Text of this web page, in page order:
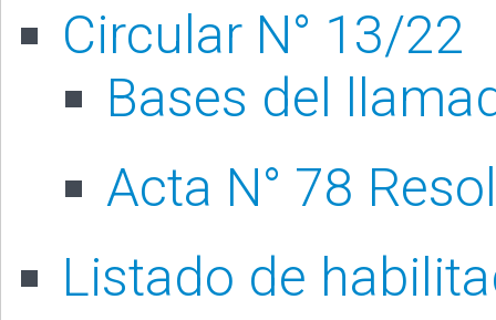
Circular N° 13/22
Bases del
Acta N° 78
Listado de